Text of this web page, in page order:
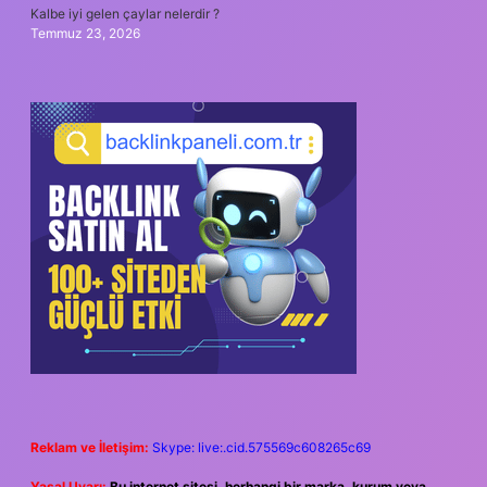
Kalbe iyi gelen çaylar nelerdir ?
Temmuz 23, 2026
Reklam ve İletişim: Skype: live:.cid.575569c608265c69